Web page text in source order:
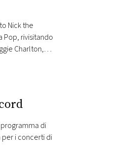
Nick the
Pop, rivisitando
Charlton,
di
per i concerti di